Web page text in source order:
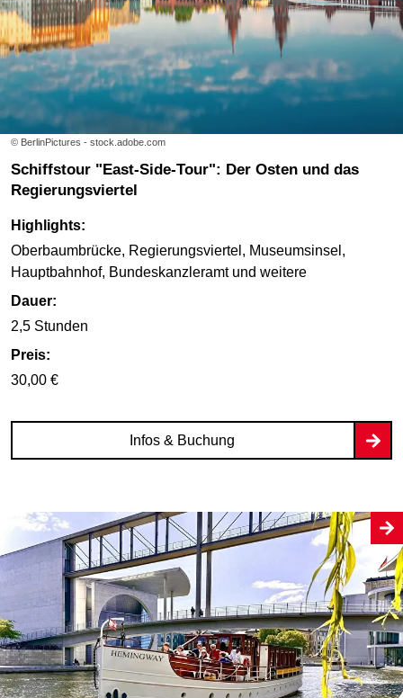
© BerlinPictures - stock.adobe.com
Schiffstour "East-Side-Tour": Der Osten und das
Regierungsviertel
Highlights:
Oberbaumbrücke, Regierungsviertel, Museumsinsel,
Hauptbahnhof, Bundeskanzleramt und weitere
Dauer:
2,5 Stunden
Preis:
30,00 €
Infos & Buchung